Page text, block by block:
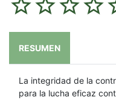
RESUMEN
La integridad de la
para la lucha eficaz